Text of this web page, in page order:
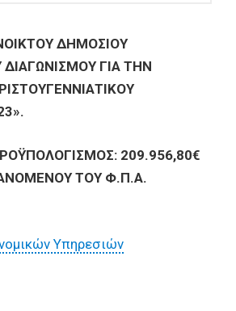
ΔΗΜΟΣΙΟΥ
ΓΙΑ ΤΗΝ
209.956,80€
ΤΟΥ Φ.Π.Α.
Υπηρεσιών